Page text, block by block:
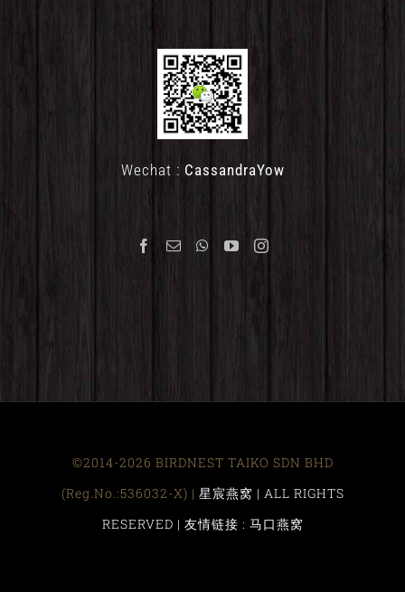
Wechat : CassandraYow
©2014-2026 BIRDNEST TAIKO SDN BHD
(Reg.No.:536032-X) | 星宸燕窝 | ALL RIGHTS
RESERVED | 友情链接 : 马口燕窝